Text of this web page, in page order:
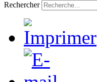
Rechercher